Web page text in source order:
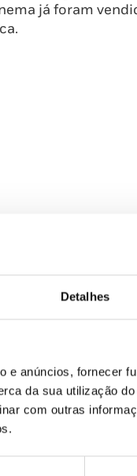
Detalhes
e anúncios, fornecer
da sua utilização
com outras
já foram
resultado